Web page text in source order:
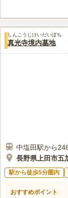
包んでい
口コミ評価
この霊園はまだ誰か
しんこうじけいだいぼち
真光寺境内墓地
中塩田駅から
長野県上田市五
駅から徒歩5分圏内
おすすめポイント